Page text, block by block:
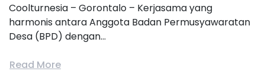
Coolturnesia – Gorontalo – Kerjasama yang
harmonis antara Anggota Badan Permusyawaratan
Desa (BPD) dengan...
Read More